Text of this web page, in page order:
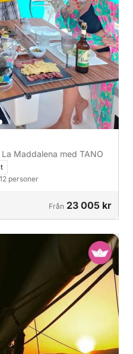
Maddalena med TANO
personer
Från 23 005 kr